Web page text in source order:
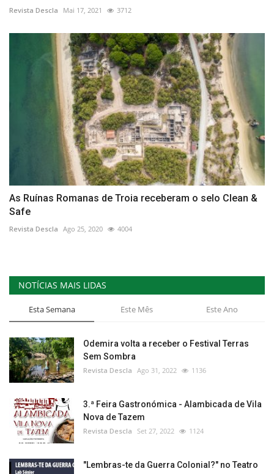
Revista Descla Mai 17, 2021 3712
As Ruínas Romanas de Troia receberam o selo Clean &
Safe
Revista Descla Ago 25, 2020 4004
NOTÍCIAS MAIS LIDAS
Esta Semana Este Mês Este Ano
Odemira volta a receber o Festival Terras
Sem Sombra
Revista Descla Ago 31, 2022 1136
3.ª Feira Gastronómica - Alambicada de Vila
Nova de Tazem
Revista Descla Set 27, 2022 1124
"Lembras-te da Guerra Colonial?" no Teatro